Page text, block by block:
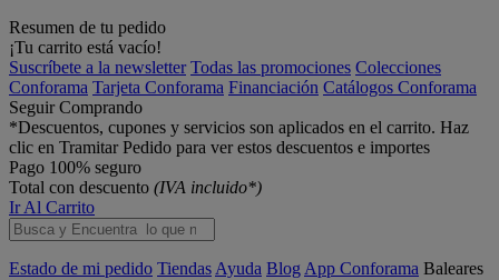
Resumen de tu pedido
¡Tu carrito está vacío!
Suscríbete a la newsletter Todas las promociones Colecciones
Conforama Tarjeta Conforama Financiación Catálogos Conforama
Seguir Comprando
*Descuentos, cupones y servicios son aplicados en el carrito. Haz
clic en Tramitar Pedido para ver estos descuentos e importes
Pago 100% seguro
Total con descuento (IVA incluido*)
Ir Al Carrito
Estado de mi pedido Tiendas Ayuda Blog App Conforama Baleares